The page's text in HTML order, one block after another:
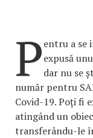
Pentru a se
expusă
dar nu se
număr pentru
Covid-19. Poți fi
atingând un
transferându-le